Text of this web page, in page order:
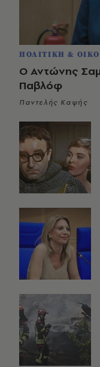
ΠΟΛΙΤΙΚΗ &
Ο Αντώνης
Παβλόφ
Παντελής Καψής